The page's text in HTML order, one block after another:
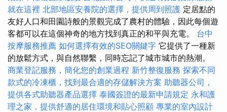
就在這裡 北部地區安養院的選擇，提供周到照護 定居點的
友好人口和田園詩般的景觀完成了農村的體驗，因此每個遊
客都可以在這個神奇的地方找到真正的和平與充電。 台中
按摩服務推薦 如何選擇有效的SEO關鍵字 它提供了一種新
的放鬆方式，與自然聯繫，同時忘記了城市城市的熱潮。
商業登記服務，簡化您的創業過程 新竹整復服務 探索不同
款式的冷凍櫃，找到最合適的存儲解決方案 助聽器公司，
提供各式助聽器產品選擇 泰國簽證的最新申請規定 永和護
理之家，提供舒適的居住環境和貼心照顧 專業的室內設計